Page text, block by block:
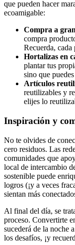
que pueden hacer
ecoamigable:
Compra a
compra
Recuerda, cada
Hortalizas en
plantar tus
sino que
Artículos
reutilizables y
elijes lo
Inspiración y
No te olvides de
cero residuos. Las
comunidades que
local de intercambio
sostenible puede
logros (¡y a veces
sientan más
Al final del día, se
proceso. Convertirte
sucederá de la noche
los desafíos, ¡y